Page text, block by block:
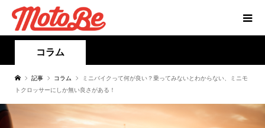
コラム
記事 コラム
ミニバイクって何が良い？乗ってみないとわからない、ミニモ
トクロッサーにしか無い良さがある！